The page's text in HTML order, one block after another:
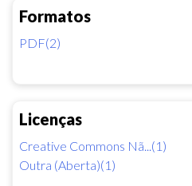
Formatos
PDF(2)
Licenças
Creative Commons Nã...(1)
Outra (Aberta)(1)